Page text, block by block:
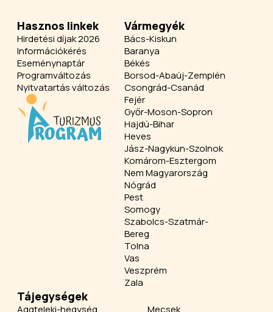
Hasznos linkek
Hirdetési díjak 2026
Információkérés
Eseménynaptár
Programváltozás
Nyitvatartás változás
Vármegyék
Bács-Kiskun
Baranya
Békés
Borsod-Abaúj-Zemplén
Csongrád-Csanád
Fejér
Győr-Moson-Sopron
Hajdú-Bihar
Heves
Jász-Nagykun-Szolnok
Komárom-Esztergom
Nem Magyarország
Nógrád
Pest
Somogy
Szabolcs-Szatmár-
Bereg
Tolna
Vas
Veszprém
Zala
Tájegységek
Aggteleki-hegység
Mecsek